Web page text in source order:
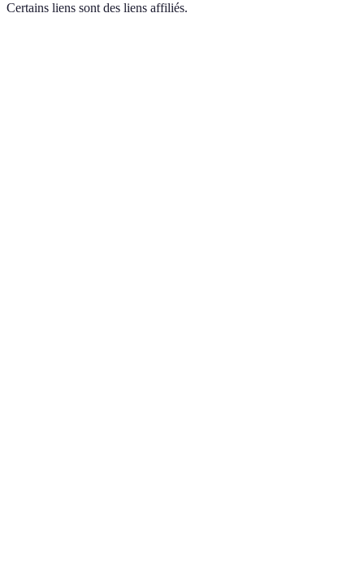
Certains liens sont des liens affiliés.